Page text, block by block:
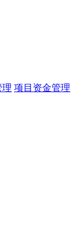
理 项目资金管理